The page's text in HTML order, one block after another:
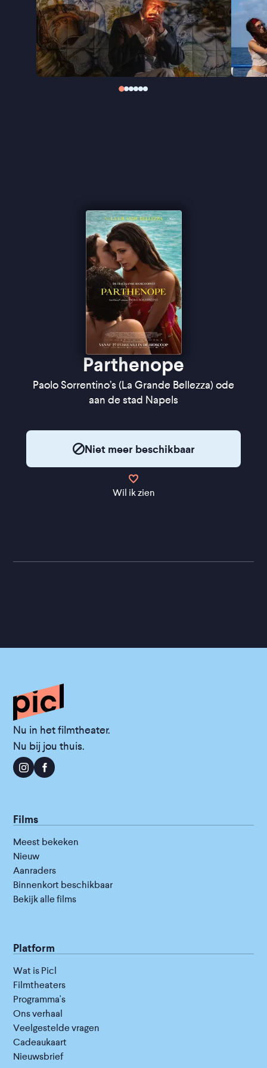
eerste film met een vrouwelijk hoofdpersonage. De
film ging in première op het Filmfestival van Cannes
als onderdeel van de Gouden Palmcompetitie.
"Sorrentino voert je moeiteloos mee in haar
levensverhaal" ★★★★1/2
FilmTotaal
"De plaatjes zijn prachtig, net als actrice Della
Parthenope
Paolo Sorrentino’s (La Grande Bellezza) ode
aan de stad Napels
Niet meer beschikbaar
Wil ik zien
Nu in het filmtheater.
Nu bij jou thuis.
Films
Meest bekeken
Nieuw
Aanraders
Binnenkort beschikbaar
Bekijk alle films
Platform
Wat is Picl
Filmtheaters
Programma's
Ons verhaal
Veelgestelde vragen
Cadeaukaart
Nieuwsbrief